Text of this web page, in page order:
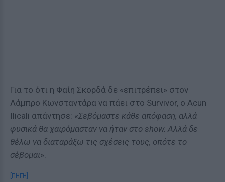
Για το ότι η Φαίη Σκορδά δε «επιτρέπει» στον
Λάμπρο Κωνσταντάρα να πάει στο Survivor, ο Acun
Ilicali απάντησε: «Σεβόμαστε κάθε απόφαση, αλλά
φυσικά θα χαιρόμασταν να ήταν στο show. Αλλά δε
θέλω να διαταράξω τις σχέσεις τους, οπότε το
σέβομαι».
[ΠΗΓΗ]